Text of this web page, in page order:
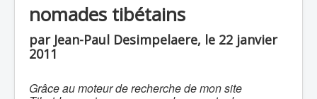
nomades tibétains
par Jean-Paul Desimpelaere, le 22 janvier
2011
Grâce au moteur de recherche de mon site